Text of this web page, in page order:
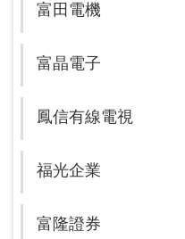
富田電機
富晶電子
鳳信有線電視
福光企業
富隆證券